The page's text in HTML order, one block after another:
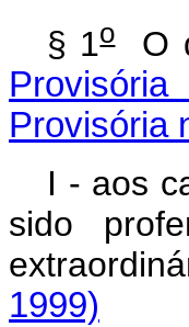
§ 1oO
Provisória
I - aos
sido
1999)